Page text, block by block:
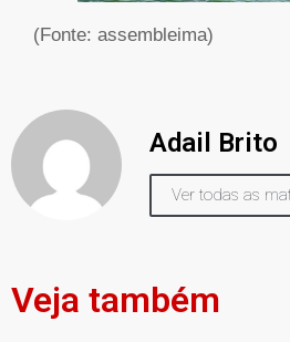
(Fonte: assembleima)
Adail Brito
Ver todas as
Veja também